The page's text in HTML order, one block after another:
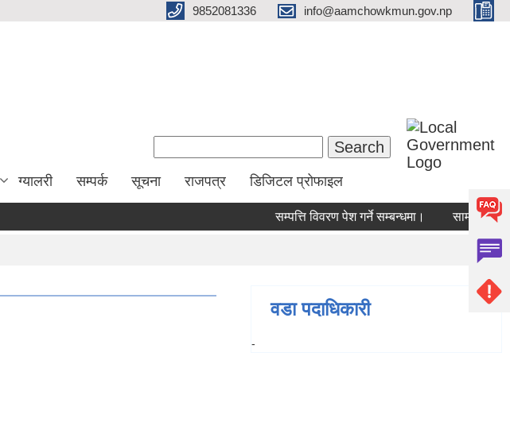
9852081336 info@aamchowkmun.gov.np
ग्यालरी सम्पर्क सूचना राजपत्र डिजिटल प्रोफाइल
सम्पत्ति विवरण पेश गर्ने सम्बन्धमा। सामाजिक
वडा पदाधिकारी
-